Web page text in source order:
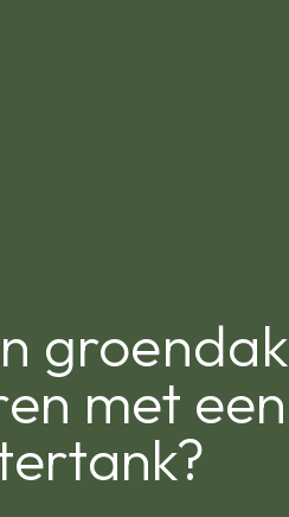
groendak
met een